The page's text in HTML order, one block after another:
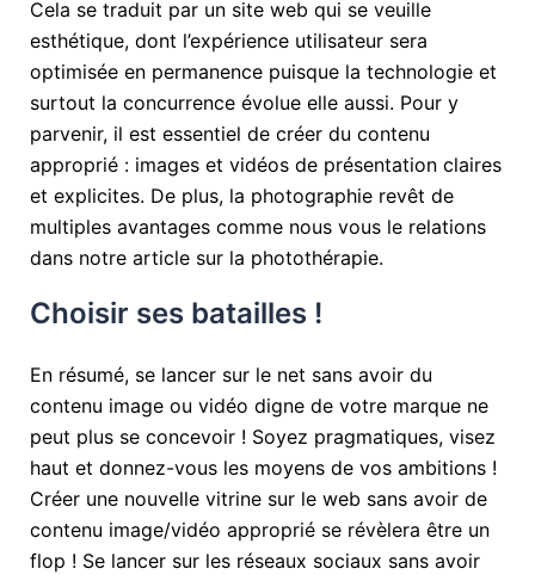
Cela se traduit par un site web qui se veuille
esthétique, dont l’expérience utilisateur sera
optimisée en permanence puisque la technologie et
surtout la concurrence évolue elle aussi. Pour y
parvenir, il est essentiel de créer du contenu
approprié : images et vidéos de présentation claires
et explicites. De plus, la photographie revêt de
multiples avantages comme nous vous le relations
dans notre article sur la photothérapie.
Choisir ses batailles !
En résumé, se lancer sur le net sans avoir du
contenu image ou vidéo digne de votre marque ne
peut plus se concevoir ! Soyez pragmatiques, visez
haut et donnez-vous les moyens de vos ambitions !
Créer une nouvelle vitrine sur le web sans avoir de
contenu image/vidéo approprié se révèlera être un
flop ! Se lancer sur les réseaux sociaux sans avoir